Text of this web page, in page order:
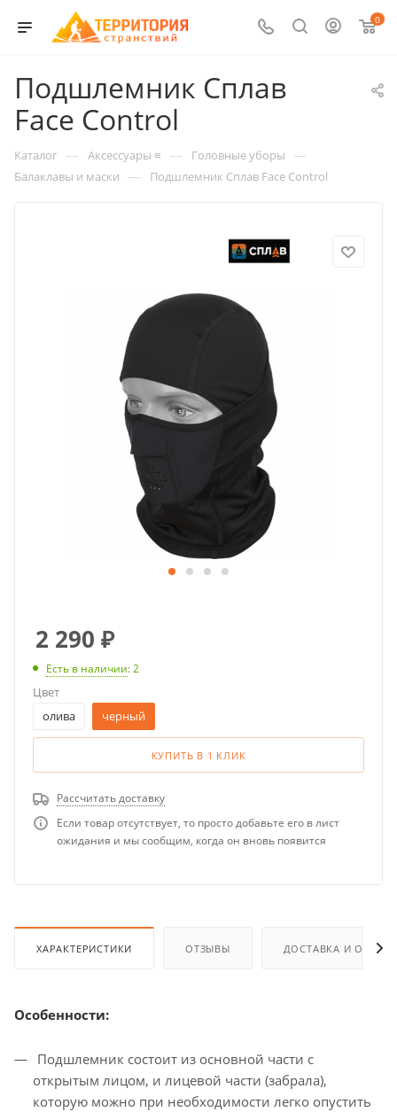
0
Подшлемник Сплав
Face Control
Каталог — Аксессуары ≡ — Головные уборы —
Балаклавы и маски — Подшлемник Сплав Face Control
2 290 ₽
Есть в наличии: 2
Цвет
олива
черный
КУПИТЬ В 1 КЛИК
Рассчитать доставку
Если товар отсутствует, то просто добавьте его в лист
ожидания и мы сообщим, когда он вновь появится
ХАРАКТЕРИСТИКИ ОТЗЫВЫ ДОСТАВКА И
Особенности:
Подшлемник состоит из основной части с
открытым лицом, и лицевой части (забрала),
которую можно при необходимости легко опустить